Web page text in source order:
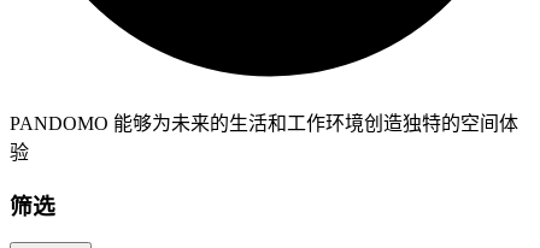
PANDOMO 能够为未来的生活和工作环境创造独特的空间体
验
筛选